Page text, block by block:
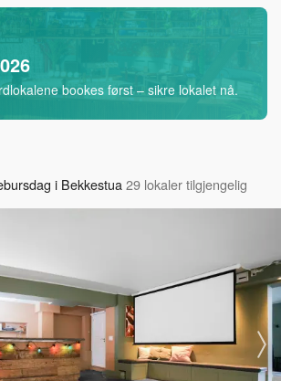
bookes først – sikre lokalet nå.
i Bekkestua29 lokaler tilgjengelig